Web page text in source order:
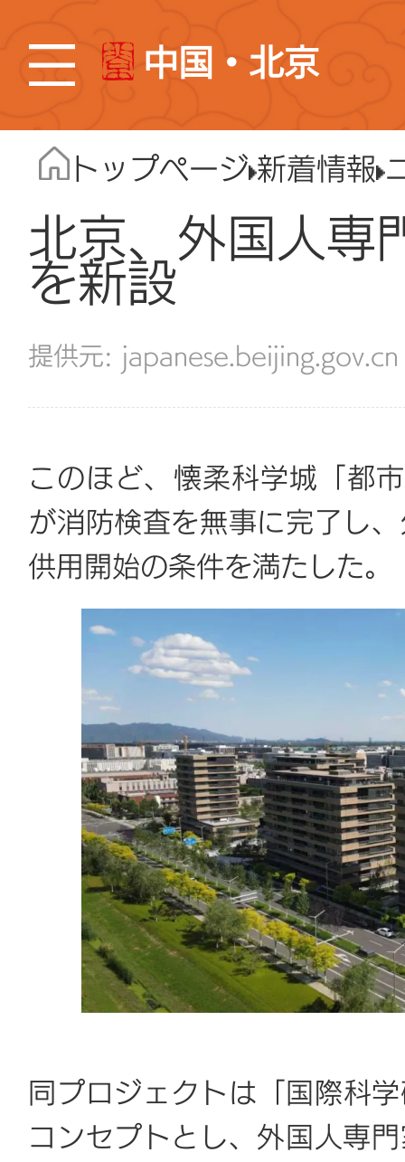
中国・北京
トップページ 新着情報
北京、外国人
を新設
japanese.beijing.gov.cn
このほど、懐柔科学城「都
が消防検査を無事に完了し
供用開始の条件を満たした。
同プロジェクトは「国際科
コンセプトとし、外国人専